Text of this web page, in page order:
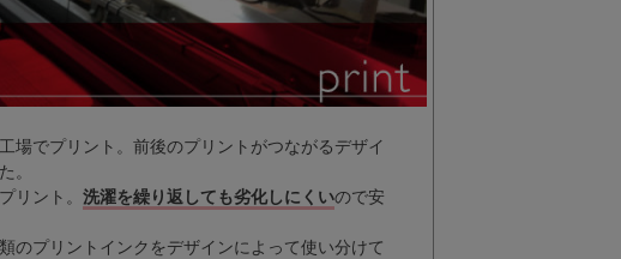
場でプリント。前後のプリントがつながるデザイ
。
リント。 洗濯を繰り返しても劣化しにくいので安
のプリントインクをデザインによって使い分けて